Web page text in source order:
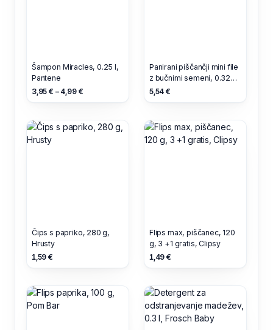
Šampon Miracles, 0.25 l,
Pantene
3,95 € – 4,99 €
Panirani piščančji mini file
z bučnimi semeni, 0.326
kg, Mercator
5,54 €
Čips s papriko, 280 g,
Hrusty
1,59 €
Flips max, piščanec, 120
g, 3 +1 gratis, Clipsy
1,49 €